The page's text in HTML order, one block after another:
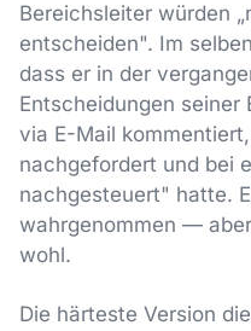
Bereichsleiter würden
entscheiden". Im
dass er in der
Entscheidungen
via E-Mail
nachgefordert und bei
nachgesteuert" hatte.
wahrgenommen —
wohl.
Die härteste Version